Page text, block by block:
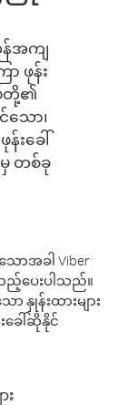
အကျ
ာ ဖုန်း
ပ်တို့၏
သော၊
းခေါ်
တစ်ခု
အခါ Viber
ပေးပါသည်။
န်းထားများ
ခေါ်ဆိုနိုင်
း